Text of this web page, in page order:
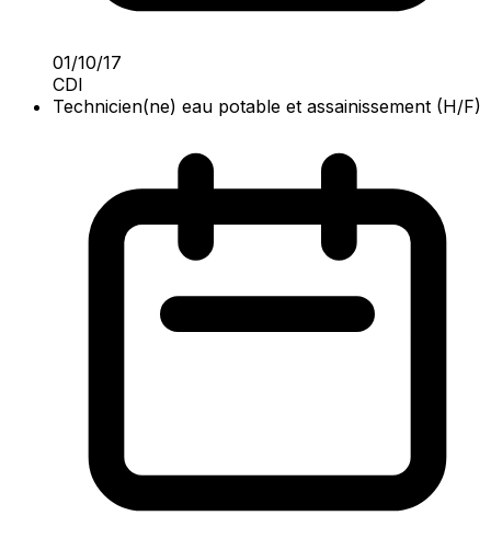
01/10/17
CDI
Technicien(ne) eau potable et assainissement (H/F)